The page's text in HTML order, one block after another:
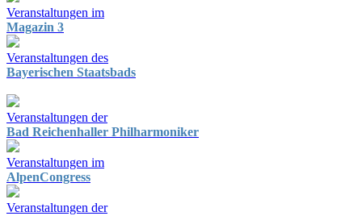
Veranstaltungen im
Magazin 3
Veranstaltungen des
Bayerischen Staatsbads
Veranstaltungen der
Bad Reichenhaller Philharmoniker
Veranstaltungen im
AlpenCongress
Veranstaltungen der